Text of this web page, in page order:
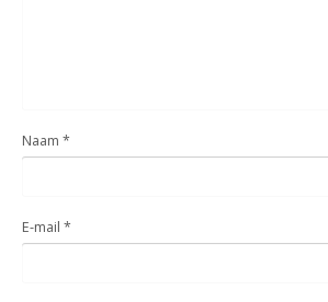
Naam *
E-mail *